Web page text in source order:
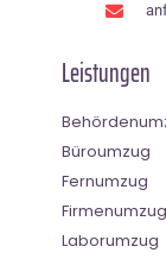
Leistungen
Büroumzug
Fernumzug
Firmenumzug
Laborumzug